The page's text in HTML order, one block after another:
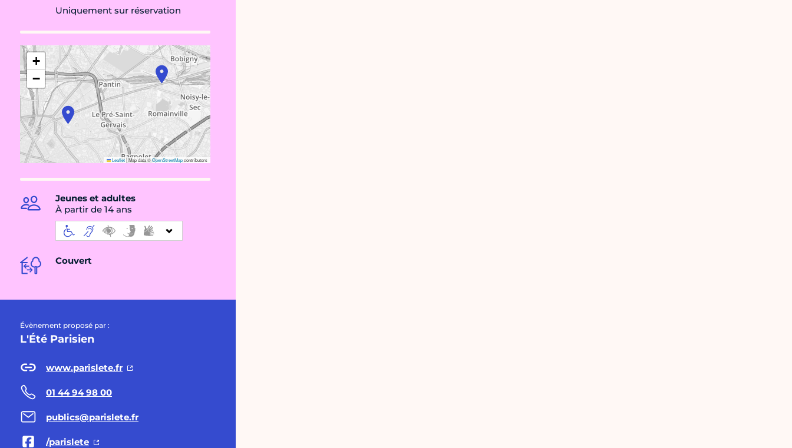
Uniquement sur réservation
+
−
Leaflet|Map data ©OpenStreetMapcontributors
Jeunes et adultes
À partir de 14 ans
Couvert
Évènement proposé par :
L'Été Parisien
www.parislete.fr
01 44 94 98 00
publics@parislete.fr
/parislete